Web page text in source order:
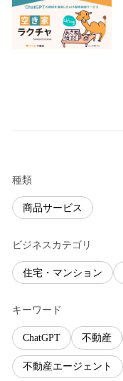
種類
商品サービス
ビジネスカテゴリ
住宅・マンション
キーワード
ChatGPT 不動産
不動産エージェント